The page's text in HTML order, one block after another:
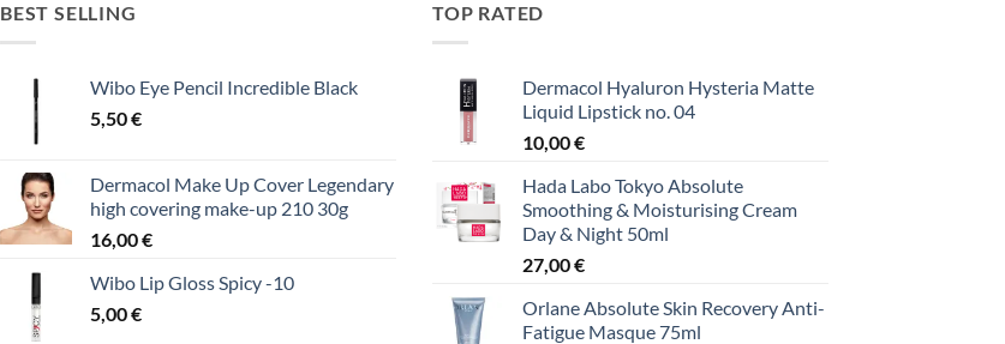
BEST SELLING
Wibo Eye Pencil Incredible Black
5,50€
Dermacol Make Up Cover Legendary
high covering make-up 210 30g
16,00€
Wibo Lip Gloss Spicy -10
5,00€
TOP RATED
Dermacol Hyaluron Hysteria Matte
Liquid Lipstick no. 04
10,00€
Hada Labo Tokyo Absolute
Smoothing & Moisturising Cream
Day & Night 50ml
27,00€
Orlane Absolute Skin Recovery Anti-
Fatigue Masque 75ml